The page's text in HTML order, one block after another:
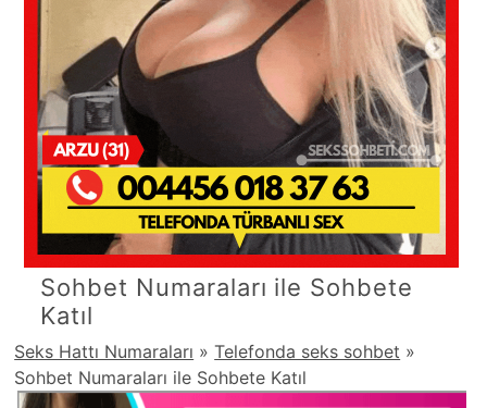
Sohbet Numaraları ile Sohbete
Katıl
Seks Hattı Numaraları »Telefonda seks sohbet »
Sohbet Numaraları ile Sohbete Katıl